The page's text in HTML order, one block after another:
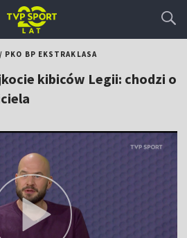
PKO BP EKSTRAKLASA
kibiców Legii: chodzi o